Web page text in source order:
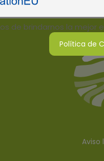
Aviso
de brindarnos la
Política de